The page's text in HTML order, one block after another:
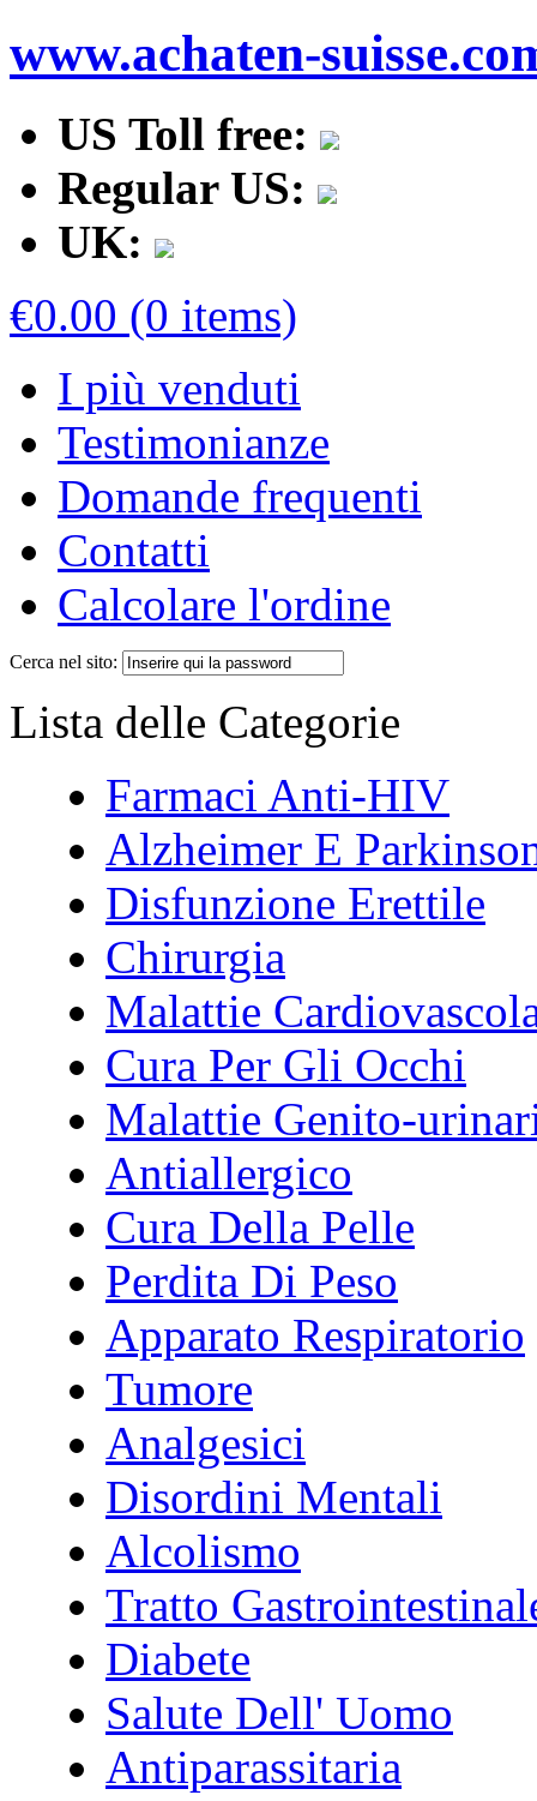
www.achaten-
US Toll free:
Regular US:
UK:
€0.00 (0 items)
I più venduti
Testimonianze
Domande frequenti
Contatti
Calcolare l'ordine
Cerca nel sito:
Lista delle Categorie
Farmaci Anti-HIV
Alzheimer E
Disfunzione Erettile
Chirurgia
Malattie
Cura Per Gli Occhi
Malattie Genito-
Antiallergico
Cura Della Pelle
Perdita Di Peso
Apparato Respiratorio
Tumore
Analgesici
Disordini Mentali
Alcolismo
Tratto
Diabete
Salute Dell' Uomo
Antiparassitaria